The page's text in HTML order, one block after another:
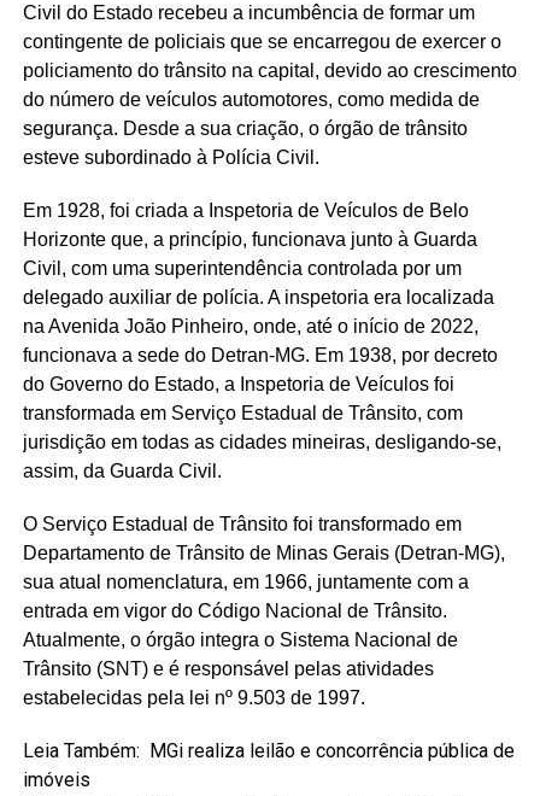
Civil do Estado recebeu a incumbência de formar um
contingente de policiais que se encarregou de exercer o
policiamento do trânsito na capital, devido ao crescimento
do número de veículos automotores, como medida de
segurança. Desde a sua criação, o órgão de trânsito
esteve subordinado à Polícia Civil.
Em 1928, foi criada a Inspetoria de Veículos de Belo
Horizonte que, a princípio, funcionava junto à Guarda
Civil, com uma superintendência controlada por um
delegado auxiliar de polícia. A inspetoria era localizada
na Avenida João Pinheiro, onde, até o início de 2022,
funcionava a sede do Detran-MG. Em 1938, por decreto
do Governo do Estado, a Inspetoria de Veículos foi
transformada em Serviço Estadual de Trânsito, com
jurisdição em todas as cidades mineiras, desligando-se,
assim, da Guarda Civil.
O Serviço Estadual de Trânsito foi transformado em
Departamento de Trânsito de Minas Gerais (Detran-MG),
sua atual nomenclatura, em 1966, juntamente com a
entrada em vigor do Código Nacional de Trânsito.
Atualmente, o órgão integra o Sistema Nacional de
Trânsito (SNT) e é responsável pelas atividades
estabelecidas pela lei nº 9.503 de 1997.
Leia Também: MGi realiza leilão e concorrência pública de
imóveis